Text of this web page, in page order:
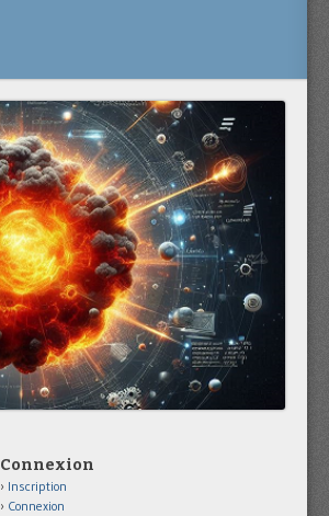
Connexion
Inscription
Connexion